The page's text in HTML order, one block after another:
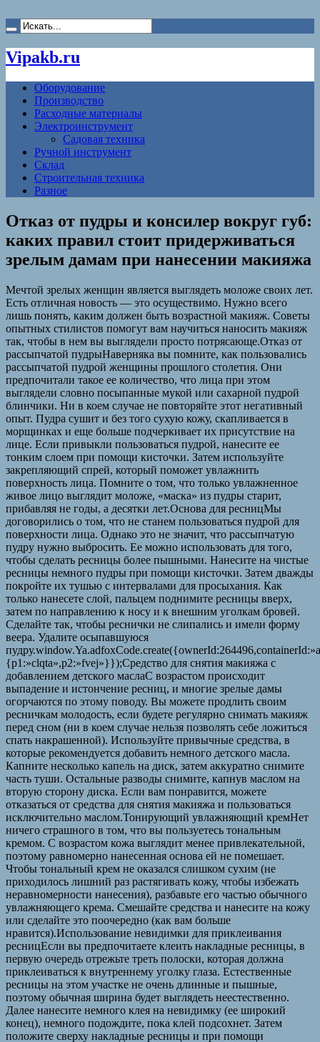
Vipakb.ru
Оборудование
Производство
Расходные материалы
Электроинструмент
Садовая техника
Ручной инструмент
Склад
Строительная техника
Разное
Отказ от пудры и консилер вокруг губ:
каких правил стоит придерживаться
зрелым дамам при нанесении макияжа
Мечтой зрелых женщин является выглядеть моложе своих лет.
Есть отличная новость — это осуществимо. Нужно всего
лишь понять, каким должен быть возрастной макияж. Советы
опытных стилистов помогут вам научиться наносить макияж
так, чтобы в нем вы выглядели просто потрясающе.Отказ от
рассыпчатой пудрыНаверняка вы помните, как пользовались
рассыпчатой пудрой женщины прошлого столетия. Они
предпочитали такое ее количество, что лица при этом
выглядели словно посыпанные мукой или сахарной пудрой
блинчики. Ни в коем случае не повторяйте этот негативный
опыт. Пудра сушит и без того сухую кожу, скапливается в
морщинках и еще больше подчеркивает их присутствие на
лице. Если привыкли пользоваться пудрой, нанесите ее
тонким слоем при помощи кисточки. Затем используйте
закрепляющий спрей, который поможет увлажнить
поверхность лица. Помните о том, что только увлажненное
живое лицо выглядит моложе, «маска» из пудры старит,
прибавляя не годы, а десятки лет.Основа для ресницМы
договорились о том, что не станем пользоваться пудрой для
поверхности лица. Однако это не значит, что рассыпчатую
пудру нужно выбросить. Ее можно использовать для того,
чтобы сделать ресницы более пышными. Нанесите на чистые
ресницы немного пудры при помощи кисточки. Затем дважды
покройте их тушью с интервалами для просыхания. Как
только нанесете слой, пальцем поднимите ресницы вверх,
затем по направлению к носу и к внешним уголкам бровей.
Сделайте так, чтобы реснички не слипались и имели форму
веера. Удалите осыпавшуюся
{p1:»clqta»,p2:»fvej»}});Средство для снятия макияжа с
добавлением детского маслаС возрастом происходит
выпадение и истончение ресниц, и многие зрелые дамы
огорчаются по этому поводу. Вы можете продлить своим
ресничкам молодость, если будете регулярно снимать макияж
перед сном (ни в коем случае нельзя позволять себе ложиться
спать накрашенной). Используйте привычные средства, в
которые рекомендуется добавить немного детского масла.
Капните несколько капель на диск, затем аккуратно снимите
часть туши. Остальные разводы снимите, капнув маслом на
вторую сторону диска. Если вам понравится, можете
отказаться от средства для снятия макияжа и пользоваться
исключительно маслом.Тонирующий увлажняющий кремНет
ничего страшного в том, что вы пользуетесь тональным
кремом. С возрастом кожа выглядит менее привлекательной,
поэтому равномерно нанесенная основа ей не помешает.
Чтобы тональный крем не оказался слишком сухим (не
приходилось лишний раз растягивать кожу, чтобы избежать
неравномерности нанесения), разбавьте его частью обычного
увлажняющего крема. Смешайте средства и нанесите на кожу
или сделайте это поочередно (как вам больше
нравится).Использование невидимки для приклеивания
ресницЕсли вы предпочитаете клеить накладные ресницы, в
первую очередь отрежьте треть полоски, которая должна
приклеиваться к внутреннему уголку глаза. Естественные
ресницы на этом участке не очень длинные и пышные,
поэтому обычная ширина будет выглядеть неестественно.
Далее нанесите немного клея на невидимку (ее широкий
конец), немного подождите, пока клей подсохнет. Затем
положите сверху накладные ресницы и при помощи